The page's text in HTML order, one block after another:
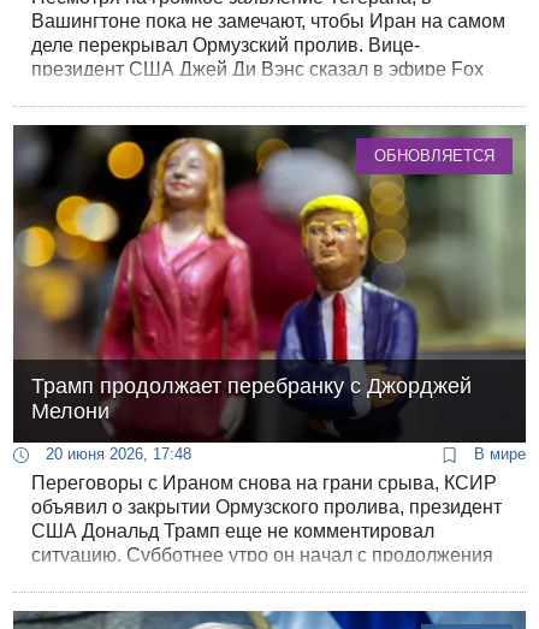
Вашингтоне пока не замечают, чтобы Иран на самом
деле перекрывал Ормузский пролив. Вице-
президент США Джей Ди Вэнс сказал в эфире Fox
приказе военного командования.
ОБНОВЛЯЕТСЯ
Трамп продолжает перебранку с Джорджей
Мелони
20 июня 2026, 17:48 В мире
Переговоры с Ираном снова на грани срыва, КСИР
объявил о закрытии Ормузского пролива, президент
США Дональд Трамп еще не комментировал
ситуацию. Субботнее утро он начал с продолжения